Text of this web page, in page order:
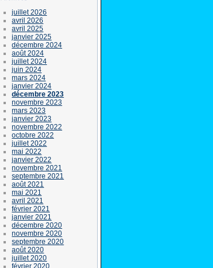
juillet 2026
avril 2026
avril 2025
janvier 2025
décembre 2024
août 2024
juillet 2024
juin 2024
mars 2024
janvier 2024
décembre 2023
novembre 2023
mars 2023
janvier 2023
novembre 2022
octobre 2022
juillet 2022
mai 2022
janvier 2022
novembre 2021
septembre 2021
août 2021
mai 2021
avril 2021
février 2021
janvier 2021
décembre 2020
novembre 2020
septembre 2020
août 2020
juillet 2020
février 2020